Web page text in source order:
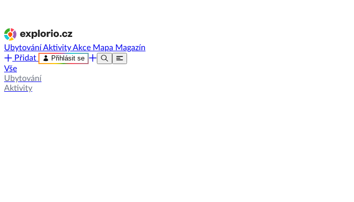
UbytováníAktivityAkce Mapa Magazín
Přidat
Přihlásit se
Vše
Ubytování
Aktivity